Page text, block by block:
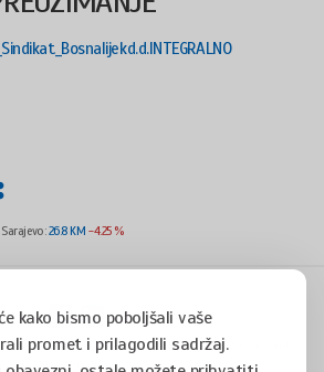
kako bismo poboljšali vaše
promet i prilagodili sadržaj.
26.8 KM -4.25 %
rights reserved - Jukićeva 53, 71000 Sarajevo, Bosnia and
Herzegovina